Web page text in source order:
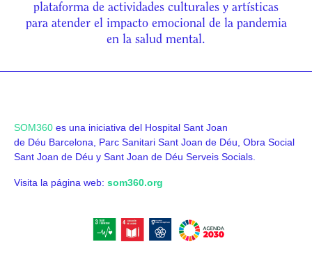
plataforma de actividades culturales y artísticas
para atender el impacto emocional de la pandemia
en la salud mental.
SOM360 es una iniciativa del Hospital Sant Joan
de Déu Barcelona, Parc Sanitari Sant Joan de Déu, Obra Social
Sant Joan de Déu y Sant Joan de Déu Serveis Socials.
Visita la página web: som360.org